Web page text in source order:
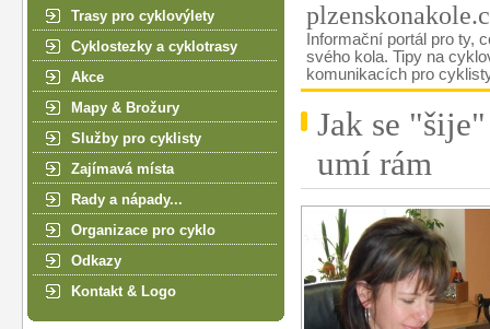
Trasy pro cyklovýlety
Cyklostezky a cyklotrasy
Akce
Mapy & Brožury
Služby pro cyklisty
Zajímavá místa
Rady a nápady...
Organizace pro cyklo
Odkazy
Kontakt & Logo
Informační portál pro ty,
svého kola. Tipy na
komunikacích pro
Jak se
umí rám